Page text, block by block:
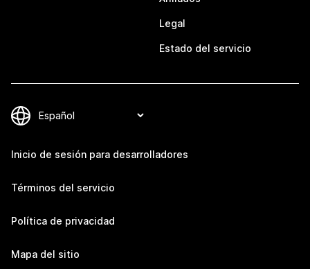
Legal
Estado del servicio
Inicio de sesión para desarrolladores
Términos del servicio
Política de privacidad
Mapa del sitio